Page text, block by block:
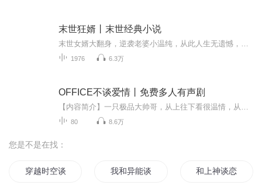
末世狂婿丨末世经典小说
1976 6.3万
OFFICE不谈爱情丨免费多人有声剧
80 8.6万
您是不是在找：
穿越时空谈恋爱 我和异能谈恋爱 和上神谈恋爱